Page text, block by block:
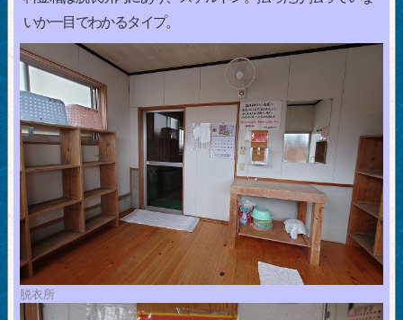
いか一目でわかるタイプ。
脱衣所